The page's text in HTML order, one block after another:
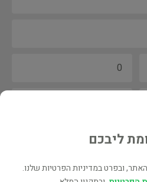
ליבכם
ובפרט במדיניות הפרטיות שלנו.